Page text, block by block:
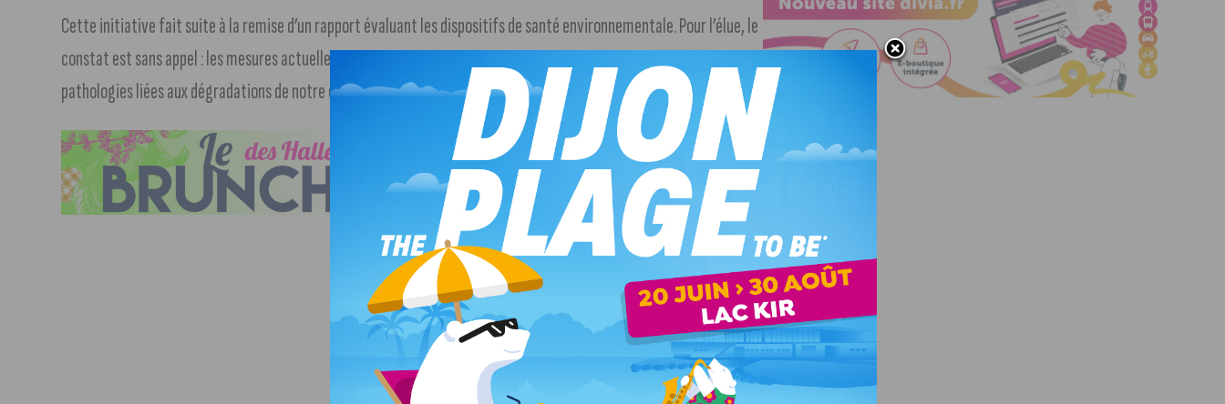
Cette initiative fait suite à la remise d’un rapport évaluant les dispositifs de santé environnementale. Pour l’élue, le
constat est sans appel : les mesures actuelles manquent de moyens et d’ambition face à la multiplication des
pathologies liées aux dégradations de notre environnement.